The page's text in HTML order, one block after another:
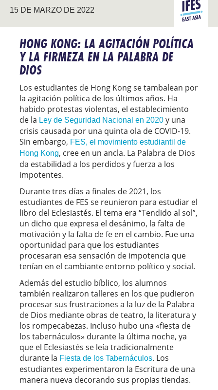
15 DE MARZO DE 2022
ASIA DEL
ESTE
HONG KONG: LA AGITACIÓN POLÍTICA
Y LA FIRMEZA EN LA PALABRA DE
DIOS
Los estudiantes de Hong Kong se tambalean por
la agitación política de los últimos años. Ha
habido protestas violentas, el establecimiento
de la Ley de Seguridad Nacional en 2020 y una
crisis causada por una quinta ola de COVID-19.
Sin embargo, FES, el movimiento estudiantil de
Hong Kong, cree en un ancla. La Palabra de Dios
da estabilidad a los perdidos y fuerza a los
impotentes.
Durante tres días a finales de 2021, los
estudiantes de FES se reunieron para estudiar el
libro del Eclesiastés. El tema era “Tendido al sol”,
un dicho que expresa el desánimo, la falta de
motivación y la falta de fe en el cambio. Fue una
oportunidad para que los estudiantes
procesaran esa sensación de impotencia que
tenían en el cambiante entorno político y social.
Además del estudio bíblico, los alumnos
también realizaron talleres en los que pudieron
procesar sus frustraciones a la luz de la Palabra
de Dios mediante obras de teatro, la literatura y
los rompecabezas. Incluso hubo una «fiesta de
los tabernáculos» durante la última noche, ya
que el Eclesiastés se leía tradicionalmente
durante la Fiesta de los Tabernáculos. Los
estudiantes experimentaron la Escritura de una
manera nueva decorando sus propias tiendas.